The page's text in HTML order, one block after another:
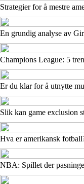
Strategier for å mestre
En grundig analyse av
Champions League: 5
Er du klar for å utnytte
Slik kan game exclusion
Hva er amerikansk
NBA: Spillet der